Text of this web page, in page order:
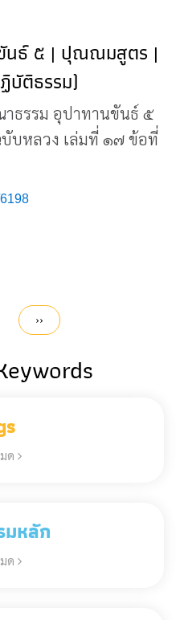
นธ์ ๕ | ปุณณมสูตร |
บัติธรรม)
ธรรม อุปาทานขันธ์ ๕
บหลวง เล่มที่ ๑๗ ข้อที่
Next
page
››
ด
มหลัก
ด